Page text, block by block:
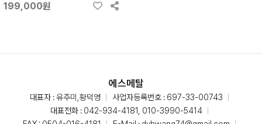
199,000원
에스메탈
대표자 : 유주미,황덕영
사업자등록번호 : 697-33-00743
대표전화 : 042-934-4181, 010-3990-5414